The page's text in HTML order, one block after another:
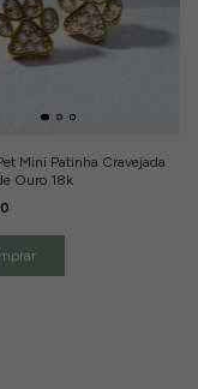
Mini Patinha Cravejada
Ouro 18k